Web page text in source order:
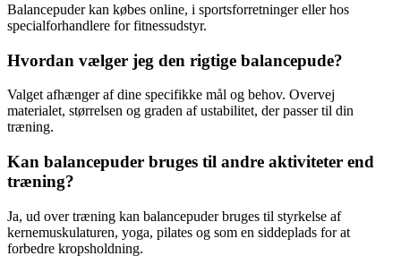
Balancepuder kan købes online, i sportsforretninger eller hos
specialforhandlere for fitnessudstyr.
Hvordan vælger jeg den rigtige balancepude?
Valget afhænger af dine specifikke mål og behov. Overvej
materialet, størrelsen og graden af ustabilitet, der passer til din
træning.
Kan balancepuder bruges til andre aktiviteter end
træning?
Ja, ud over træning kan balancepuder bruges til styrkelse af
kernemuskulaturen, yoga, pilates og som en siddeplads for at
forbedre kropsholdning.